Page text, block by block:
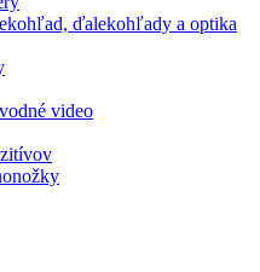
ďalekohľady a optika
video